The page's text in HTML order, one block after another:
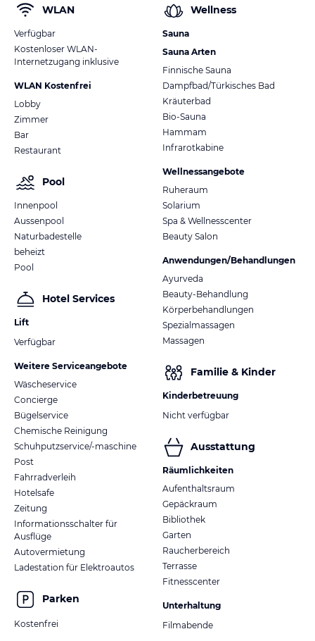
WLAN
Verfügbar
Kostenloser WLAN-
Internetzugang inklusive
WLAN Kostenfrei
Lobby
Zimmer
Bar
Restaurant
Pool
Innenpool
Aussenpool
Naturbadestelle
beheizt
Pool
Hotel Services
Lift
Verfügbar
Weitere Serviceangebote
Wäscheservice
Concierge
Bügelservice
Chemische Reinigung
Schuhputzservice/-maschine
Post
Fahrradverleih
Hotelsafe
Zeitung
Informationsschalter für
Ausflüge
Autovermietung
Ladestation für Elektroautos
Parken
Kostenfrei
Wellness
Sauna
Sauna Arten
Finnische Sauna
Dampfbad/Türkisches Bad
Kräuterbad
Bio-Sauna
Hammam
Infrarotkabine
Wellnessangebote
Ruheraum
Solarium
Spa & Wellnesscenter
Beauty Salon
Anwendungen/Behandlungen
Ayurveda
Beauty-Behandlung
Körperbehandlungen
Spezialmassagen
Massagen
Familie & Kinder
Kinderbetreuung
Nicht verfügbar
Ausstattung
Räumlichkeiten
Aufenthaltsraum
Gepäckraum
Bibliothek
Garten
Raucherbereich
Terrasse
Fitnesscenter
Unterhaltung
Filmabende